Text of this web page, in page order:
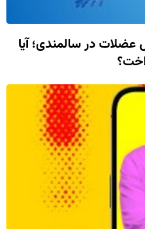
در سالمندی؛ آیا